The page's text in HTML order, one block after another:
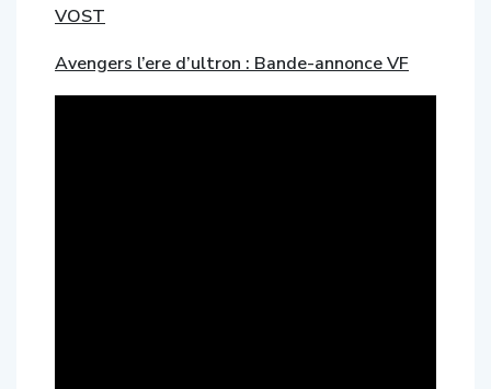
VOST
Avengers l’ere d’ultron : Bande-annonce VF